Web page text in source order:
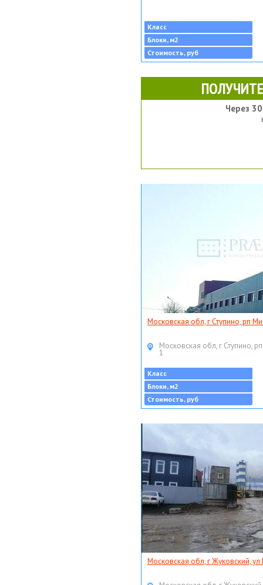
Класс
Блоки, м2
Стоимость, руб
Через
Московская обл, г Ступино, рп
Московская обл, г Ступино,
1
Класс
Блоки, м2
Стоимость, руб
Московская обл, г Жуковский,